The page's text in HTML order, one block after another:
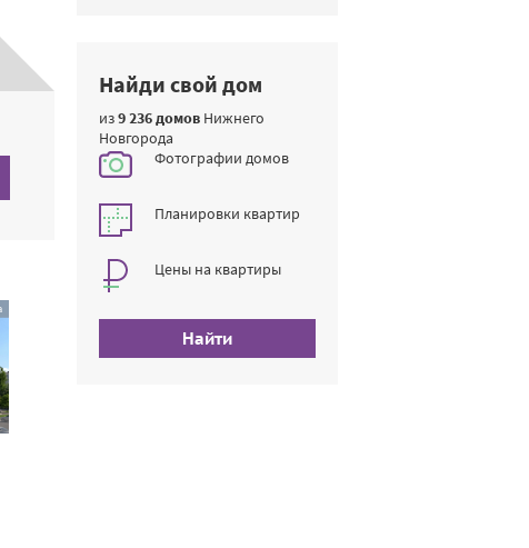
Найди свой дом
из9 236 домов Нижнего
Новгорода
Фотографии домов
Планировки квартир
Цены на квартиры
Найти